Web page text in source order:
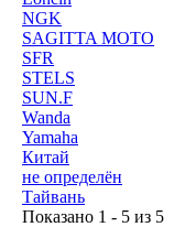
NGK
SAGITTA MOTO
SFR
STELS
SUN.F
Wanda
Yamaha
Китай
не определён
Тайвань
Показано 1 - 5 из 5